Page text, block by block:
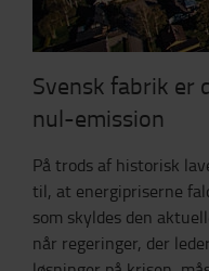
Svensk fabrik er
nul-emission
På trods af historisk
til, at energipriserne
som skyldes den
når regeringer, der